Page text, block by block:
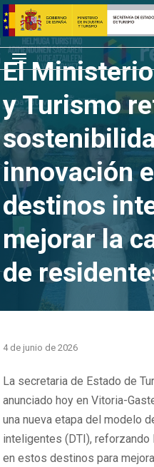
Saltar
al
contenido
Inicio
Menú
El
y Turismo
innovación
destinos
mejorar la
de
4 de junio de 2026
La secretaria de Estado de
anunciado hoy en Vitoria-
una nueva etapa del modelo
inteligentes (DTI),
en estos destinos para